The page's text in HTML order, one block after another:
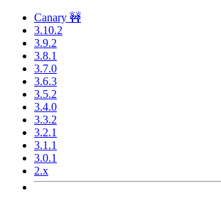
Canary 🚧
3.10.2
3.9.2
3.8.1
3.7.0
3.6.3
3.5.2
3.4.0
3.3.2
3.2.1
3.1.1
3.0.1
2.x